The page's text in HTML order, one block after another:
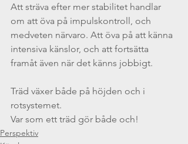
Att sträva efter mer stabilitet handlar
om att öva på impulskontroll, och
medveten närvaro. Att öva på att känna
intensiva känslor, och att fortsätta
framåt även när det känns jobbigt.
Träd växer både på höjden och i
rotsystemet.
Var som ett träd gör både och!
Perspektiv